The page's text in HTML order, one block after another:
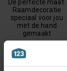
De perfecte maat.
Raamdecoratie
speciaal voor jou
met de hand
gemaakt